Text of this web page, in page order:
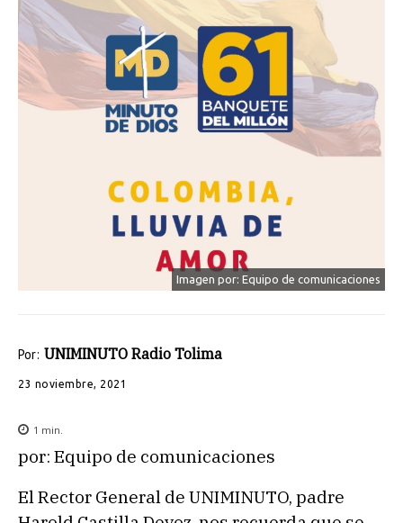
Imagen por: Equipo de comunicaciones
Por: UNIMINUTO Radio Tolima
23 noviembre, 2021
1 min.
por: Equipo de comunicaciones
El Rector General de UNIMINUTO, padre